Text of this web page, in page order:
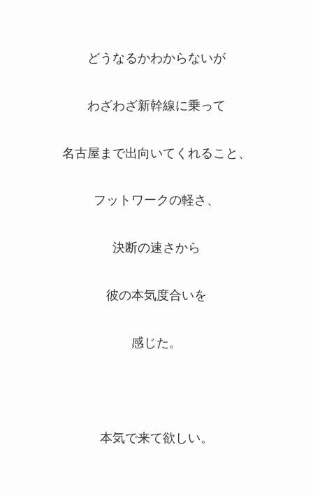
どうなるかわからないが
わざわざ新幹線に乗って
名古屋まで出向いてくれること、
フットワークの軽さ、
決断の速さから
彼の本気度合いを
感じた。
本気で来て欲しい。